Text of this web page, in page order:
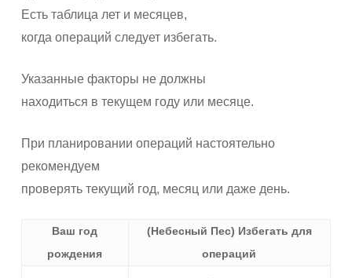
Есть таблица лет и месяцев,
когда операций следует избегать.
Указанные факторы не должны
находиться в текущем году или месяце.
При планировании операций настоятельно
рекомендуем
проверять текущий год, месяц или даже день.
Ваш год
рождения
(Небесный Пес) Избегать для
операций